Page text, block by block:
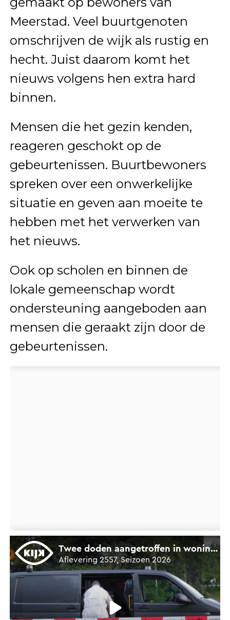
Meerstad. Veel buurtgenoten
omschrijven de wijk als rustig en
hecht. Juist daarom komt het
nieuws volgens hen extra hard
binnen.
Mensen die het gezin kenden,
reageren geschokt op de
gebeurtenissen. Buurtbewoners
spreken over een onwerkelijke
situatie en geven aan moeite te
hebben met het verwerken van
het nieuws.
Ook op scholen en binnen de
lokale gemeenschap wordt
ondersteuning aangeboden aan
mensen die geraakt zijn door de
gebeurtenissen.